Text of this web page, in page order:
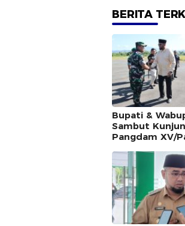
BERITA
Bupati &
Sambut
Pangdam XV/